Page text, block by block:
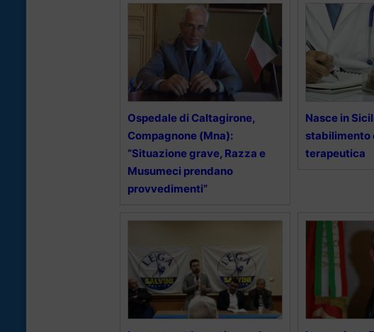
Ospedale di Caltagirone,
Compagnone (Mna):
“Situazione grave, Razza e
Musumeci prendano
provvedimenti”
Nasce in
stabilimento
terapeutica